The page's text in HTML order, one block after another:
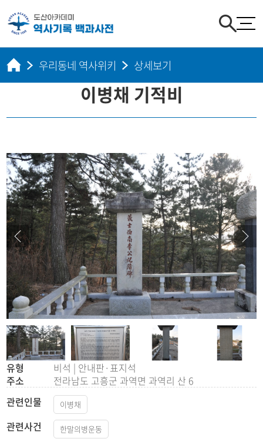
우리동네 역사위키 상세보기
이병채 기적비
유형
비석 | 안내판·표지석
주소
전라남도 고흥군 과역면 과역리 산 6
관련인물
이병채
관련사건 한말의병운동